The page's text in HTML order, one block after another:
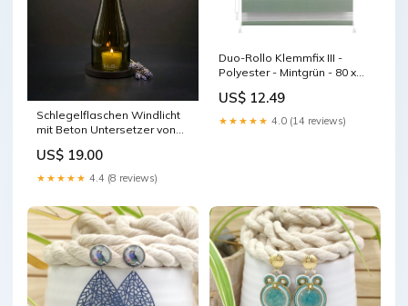
Schlegelflaschen Windlicht
mit Beton Untersetzer von
Lichtobjekt aus Upcycling
Glas alle
US$ 19.00
★★★★★ 4.4 (8 reviews)
Duo-Rollo Klemmfix III -
Polyester - Mintgrün - 80 x
kids > Kids room furniture
US$ 12.49
★★★★★ 4.0 (14 reviews)